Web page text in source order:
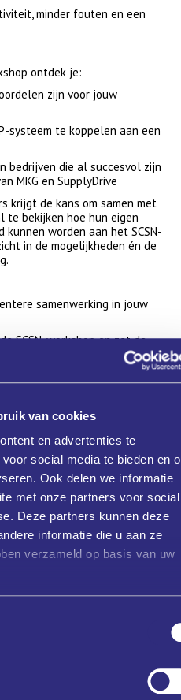
van cookies
en advertenties te
social media te bieden en
Ook delen we informatie
met onze partners voor social
Deze partners kunnen deze
informatie die u aan ze
verzameld op basis van uw
minder fouten en een
ontdek je:
zijn voor jouw
systeem te koppelen aan een
bedrijven die al succesvol zijn
MKG en SupplyDrive
krijgt de kans om samen met
te bekijken hoe hun eigen
worden aan het SCSN-
in de mogelijkheden én de
samenwerking in jouw
SCSN-workshop en zet de
digitale keten.
agenda